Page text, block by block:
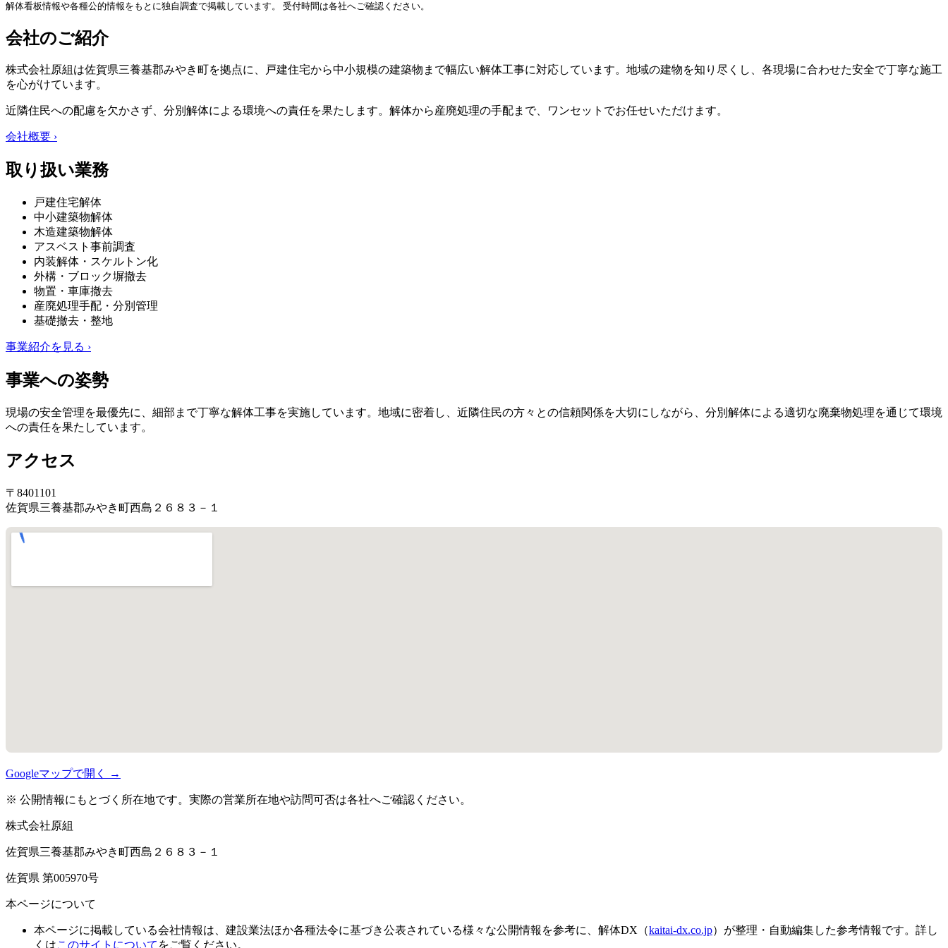
解体看板情報や各種公的情報をもとに独自調査で掲載しています。 受付時間は各社へご確認ください。
会社のご紹介
株式会社原組は佐賀県三養基郡みやき町を拠点に、戸建住宅から中小規模の建築物まで幅広い解体工事に対応しています。地域の建物を知り尽くし、各現場に合わせた安全で丁寧な施工
を心がけています。
近隣住民への配慮を欠かさず、分別解体による環境への責任を果たします。解体から産廃処理の手配まで、ワンセットでお任せいただけます。
会社概要 ›
取り扱い業務
戸建住宅解体
中小建築物解体
木造建築物解体
アスベスト事前調査
内装解体・スケルトン化
外構・ブロック塀撤去
物置・車庫撤去
産廃処理手配・分別管理
基礎撤去・整地
事業紹介を見る ›
事業への姿勢
現場の安全管理を最優先に、細部まで丁寧な解体工事を実施しています。地域に密着し、近隣住民の方々との信頼関係を大切にしながら、分別解体による適切な廃棄物処理を通じて環境
への責任を果たしています。
アクセス
〒8401101
佐賀県三養基郡みやき町西島２６８３－１
Googleマップで開く →
※ 公開情報にもとづく所在地です。実際の営業所在地や訪問可否は各社へご確認ください。
株式会社原組
佐賀県三養基郡みやき町西島２６８３－１
佐賀県 第005970号
本ページについて
本ページに掲載している会社情報は、建設業法ほか各種法令に基づき公表されている様々な公開情報を参考に、解体DX（kaitai-dx.co.jp）が整理・自動編集した参考情報です。詳し
くはこのサイトについて をご覧ください。